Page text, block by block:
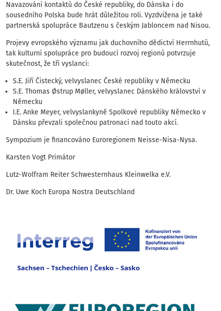
Navazování kontaktů do České republiky, do Dánska i do
sousedního Polska bude hrát důležitou roli. Vyzdvižena je také
partnerská spolupráce Bautzenu s českým Jabloncem nad Nisou.
Projevy evropského významu jak duchovního dědictví Herrnhutů,
tak kulturní spolupráce pro budoucí rozvoj regionů potvrzuje
skutečnost, že tři vyslanci:
S.E. Jiří Čistecký, velvyslanec České republiky v Německu
S.E. Thomas Østrup Møller, velvyslanec Dánského království v
Německu
I.E. Anke Meyer, velvyslankyně Spolkové republiky Německo v
Dánsku převzali společnou patronaci nad touto akcí.
Sympozium je financováno Euroregionem Neisse-Nisa-Nysa.
Karsten Vogt Primátor
Lutz-Wolfram Reiter Schwesternhaus Kleinwelka e.V.
Dr. Uwe Koch Europa Nostra Deutschland